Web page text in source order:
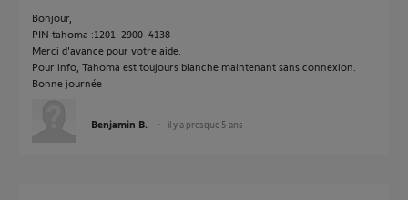
Bonjour,
PIN tahoma :1201-2900-4138
Merci d'avance pour votre aide.
Pour info, Tahoma est toujours blanche maintenant sans connexion.
Bonne journée
Benjamin B. il y a presque 5 ans